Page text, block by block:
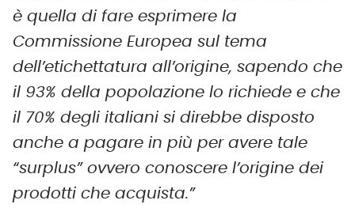
è quella di fare esprimere la
Commissione Europea sul tema
dell’etichettatura all’origine, sapendo che
il 93% della popolazione lo richiede e che
il 70% degli italiani si direbbe disposto
anche a pagare in più per avere tale
“surplus” ovvero conoscere l’origine dei
prodotti che acquista.”